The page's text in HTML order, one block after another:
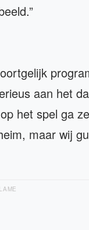
aan het
het spel ga
maar wij